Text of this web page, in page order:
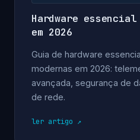
Hardware
em 2026
Guia de hardware
modernas em 2026:
avançada, segurança de
de rede.
ler artigo